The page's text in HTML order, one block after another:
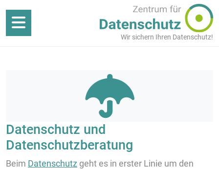
Wir sichern Ihren Datenschutz!
Datenschutz und
Datenschutzberatung
Beim Datenschutz geht es in erster Linie um den